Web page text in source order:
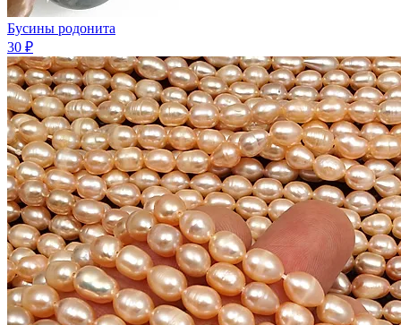
Бусины родонита
30 ₽